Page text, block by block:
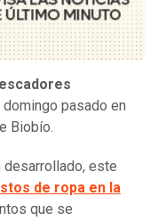
pasado en
Biobío.
desarrollado, este
de ropa en la
que se